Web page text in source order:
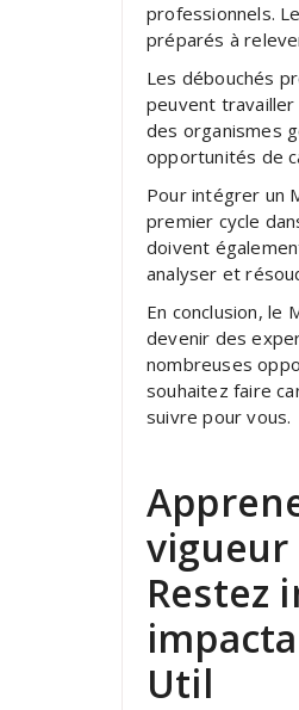
professionnels.
préparés à
Les débouchés
peuvent
des organismes
opportunités de
Pour intégrer un
premier cycle
doivent
analyser et
En conclusion, le
devenir des
nombreuses
souhaitez faire
suivre pour vous.
vigueur
Restez
Util